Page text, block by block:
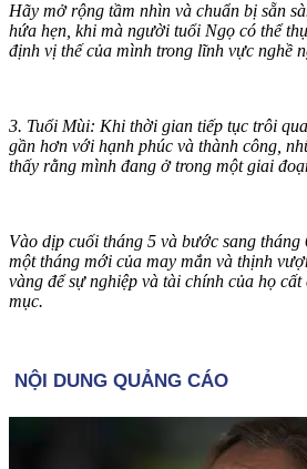
Hãy mở rộng tầm nhìn và chuẩn bị sẵn
hứa hẹn, khi mà người tuổi Ngọ có thể
định vị thế của mình trong lĩnh vực nghề
3. Tuổi Mùi: Khi thời gian tiếp tục trôi
gần hơn với hạnh phúc và thành công,
thấy rằng mình đang ở trong một giai
Vào dịp cuối tháng 5 và bước sang tháng
một tháng mới của may mắn và thịnh
vàng để sự nghiệp và tài chính của họ
mục.